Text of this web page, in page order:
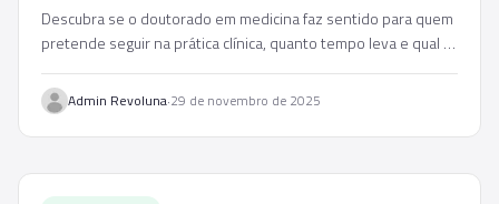
Descubra se o doutorado em medicina faz sentido para quem
pretende seguir na prática clínica, quanto tempo leva e qual o
Admin Revoluna·29 de novembro de 2025